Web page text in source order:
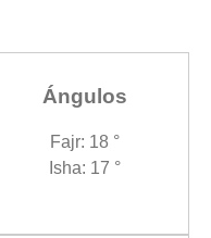
Ángulos
Fajr: 18 °
Isha: 17 °